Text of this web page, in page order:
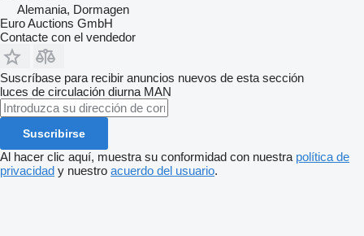
Alemania, Dormagen
Euro Auctions GmbH
Contacte con el vendedor
Suscríbase para recibir anuncios nuevos de esta sección
luces de circulación diurna MAN
Suscribirse
Al hacer clic aquí, muestra su conformidad con nuestra política de
privacidad y nuestro acuerdo del usuario.